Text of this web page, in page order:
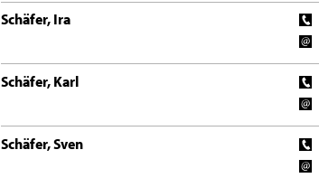
Schäfer, Ira
Schäfer, Karl
Schäfer, Sven